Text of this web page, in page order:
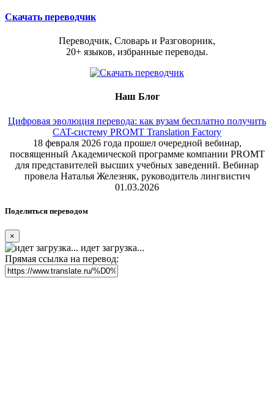
Скачать переводчик
Переводчик, Словарь и Разговорник,
20+ языков, избранные переводы.
Наш Блог
Цифровая эволюция перевода: как вузам бесплатно получить
CAT-систему PROMT Translation Factory
18 февраля 2026 года прошел очередной вебинар,
посвященный Академической программе компании PROMT
для представителей высших учебных заведений. Вебинар
провела Наталья Железняк, руководитель лингвистич
01.03.2026
Поделиться переводом
×
идет загрузка...
Прямая ссылка на перевод: